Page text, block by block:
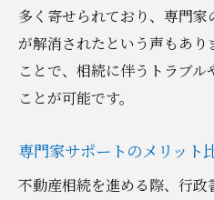
多く寄せられており、専門
が解消されたという声もあり
ことで、相続に伴うトラブ
ことが可能です。
専門家サポートのメリット
不動産相続を進める際、行